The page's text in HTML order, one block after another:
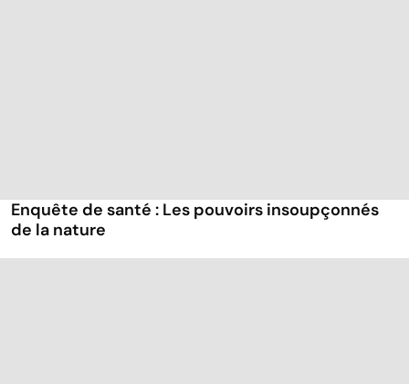
Enquête de santé : Les pouvoirs insoupçonnés
de la nature